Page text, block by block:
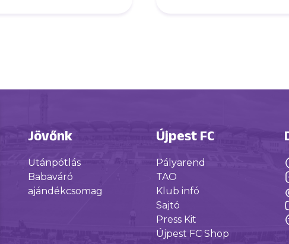
Jövőnk
Utánpótlás
Babaváró
ajándékcsomag
Újpest FC
Pályarend
TAO
Klub infó
Sajtó
Press Kit
Újpest FC Shop